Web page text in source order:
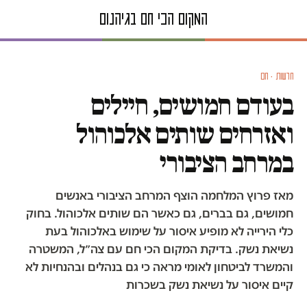
חדשות · חם
בעודם חמושים, חיילים
ואזרחים שותים אלכוהול
במרחב הציבורי
מאז פרוץ המלחמה הוצף המרחב הציבורי באנשים
חמושים, גם בברים, גם כאשר הם שותים אלכוהול. בחוק
כלי הירייה לא מופיע איסור על שימוש באלכוהול בעת
נשיאת נשק. בדיקת המקום הכי חם עם צה״ל, המשטרה
והמשרד לביטחון לאומי מראה כי גם בנהלים ובהנחיות לא
קיים איסור על נשיאת נשק בשכרות